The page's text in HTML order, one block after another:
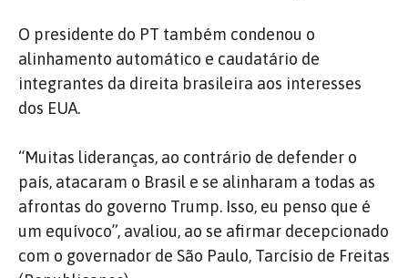
O presidente do PT também condenou o
alinhamento automático e caudatário de
integrantes da direita brasileira aos interesses
dos EUA.
“Muitas lideranças, ao contrário de defender o
país, atacaram o Brasil e se alinharam a todas as
afrontas do governo Trump. Isso, eu penso que é
um equívoco”, avaliou, ao se afirmar decepcionado
com o governador de São Paulo, Tarcísio de Freitas